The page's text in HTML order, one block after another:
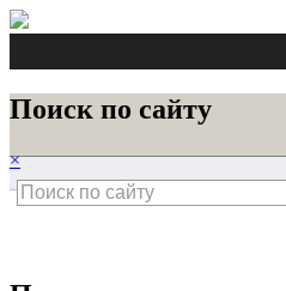
Поиск по сайту
×